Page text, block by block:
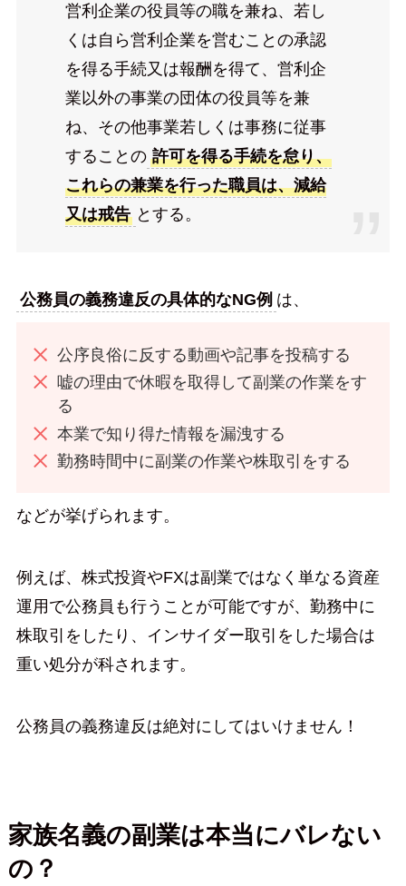
営利企業の役員等の職を兼ね、若し
くは自ら営利企業を営むことの承認
を得る手続又は報酬を得て、営利企
業以外の事業の団体の役員等を兼
ね、その他事業若しくは事務に従事
することの 許可を得る手続を怠り、
これらの兼業を行った職員は、減給
又は戒告 とする。
公務員の義務違反の具体的なNG例 は、
公序良俗に反する動画や記事を投稿する
嘘の理由で休暇を取得して副業の作業をす
る
本業で知り得た情報を漏洩する
勤務時間中に副業の作業や株取引をする
などが挙げられます。
例えば、株式投資やFXは副業ではなく単なる資産
運用で公務員も行うことが可能ですが、勤務中に
株取引をしたり、インサイダー取引をした場合は
重い処分が科されます。
公務員の義務違反は絶対にしてはいけません！
家族名義の副業は本当にバレない
の？